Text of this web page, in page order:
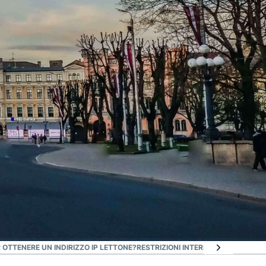
UN INDIRIZZO IP LETTONE?RESTRIZIONI INTERNET IN LETTONIA